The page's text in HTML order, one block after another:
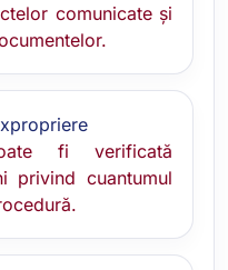
comunicate și
fi verificată
privind cuantumul